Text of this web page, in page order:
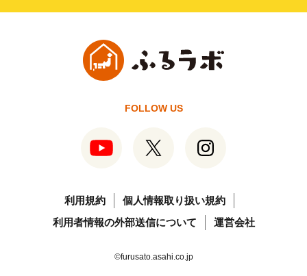
FOLLOW US
利用規約
個人情報取り扱い規約
利用者情報の外部送信について
運営会社
©furusato.asahi.co.jp